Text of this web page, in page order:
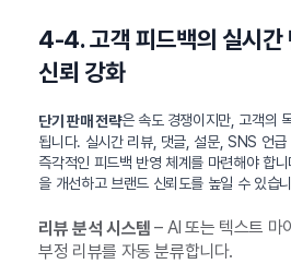
4-4. 고객 피드백의 실시간
신뢰 강화
단기 판매 전략은 속도 경쟁이지만, 고객의
됩니다. 실시간 리뷰, 댓글, 설문, SNS 언급
즉각적인 피드백 반영 체계를 마련해야 합
을 개선하고 브랜드 신뢰도를 높일 수 있습
리뷰 분석 시스템 – AI 또는 텍스트 마
부정 리뷰를 자동 분류합니다.